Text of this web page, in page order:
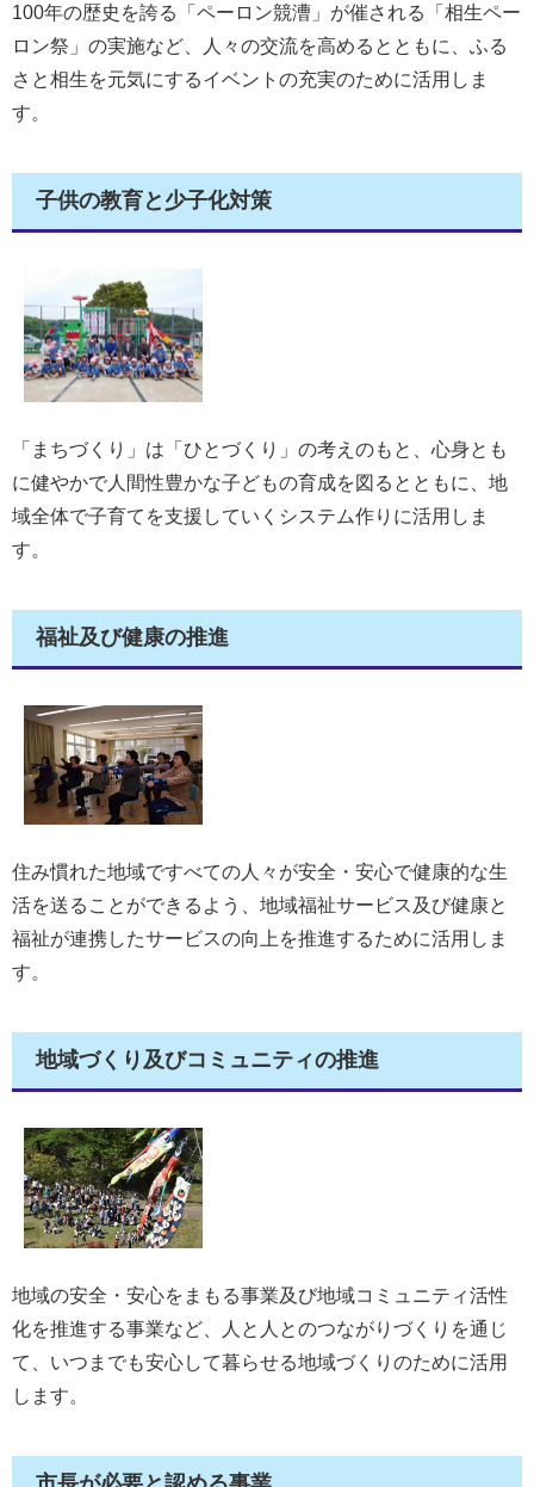
100年の歴史を誇る「ペーロン競漕」が催される「相生ペー
ロン祭」の実施など、人々の交流を高めるとともに、ふる
さと相生を元気にするイベントの充実のために活用しま
す。
子供の教育と少子化対策
「まちづくり」は「ひとづくり」の考えのもと、心身とも
に健やかで人間性豊かな子どもの育成を図るとともに、地
域全体で子育てを支援していくシステム作りに活用しま
す。
福祉及び健康の推進
住み慣れた地域ですべての人々が安全・安心で健康的な生
活を送ることができるよう、地域福祉サービス及び健康と
福祉が連携したサービスの向上を推進するために活用しま
す。
地域づくり及びコミュニティの推進
地域の安全・安心をまもる事業及び地域コミュニティ活性
化を推進する事業など、人と人とのつながりづくりを通じ
て、いつまでも安心して暮らせる地域づくりのために活用
します。